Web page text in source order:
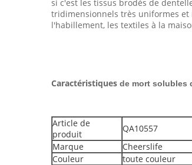
si c'est les tissus brodés de
tridimensionnels très uniformes et
l'habillement, les textiles à la
Caractéristiques de mort solubles
Article de
produit
QA10557
Marque
Cheerslife
Couleur
toute couleur